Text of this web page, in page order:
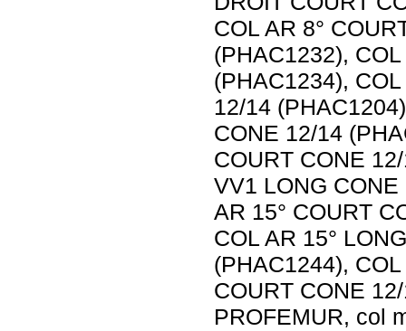
COL AR 8°
(PHAC1232),
(PHAC1234),
12/14
CONE 12/14
COURT CONE
VV1 LONG
AR 15° COURT
COL AR 15°
(PHAC1244),
COURT CONE
PROFEMUR, col